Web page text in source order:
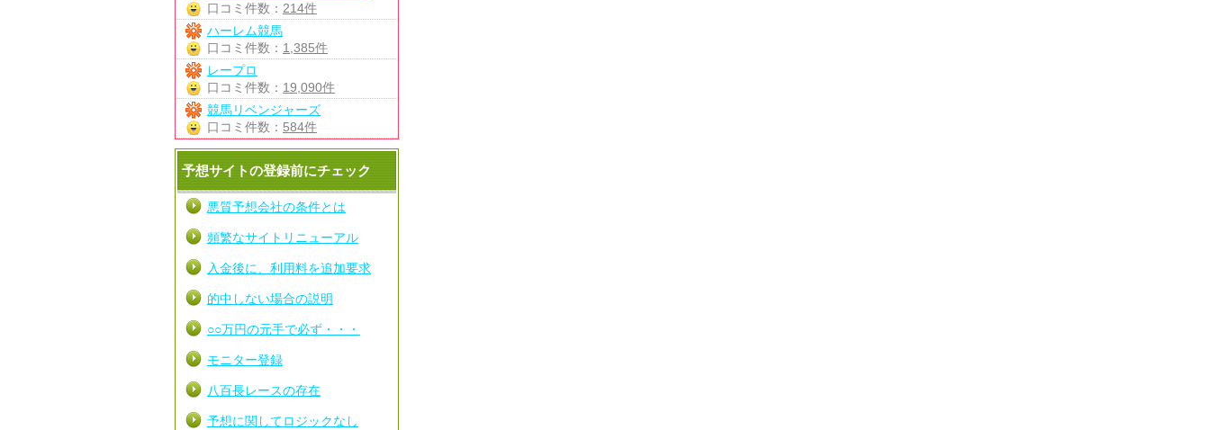
口コミ件数： 214件
ハーレム競馬
口コミ件数： 1,385件
レープロ
口コミ件数： 19,090件
競馬リベンジャーズ
口コミ件数： 584件
予想サイトの登録前にチェック
悪質予想会社の条件とは
頻繁なサイトリニューアル
入金後に、利用料を追加要求
的中しない場合の説明
○○万円の元手で必ず・・・
モニター登録
八百長レースの存在
予想に関してロジックなし